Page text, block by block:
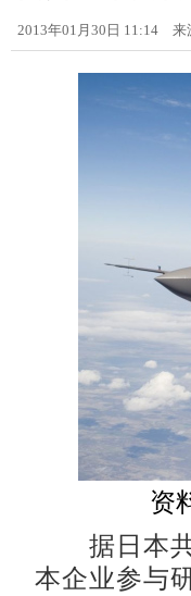
2013年01月30日 11:14
资
据日本共
本企业参与